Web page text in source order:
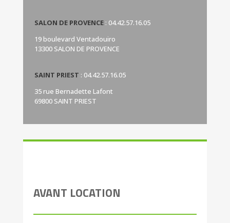
SALON DE PROVENCE: 04.42.57.16.05
19 boulevard Ventadouiro
13300 SALON DE PROVENCE
SAINT PRIEST : 04.42.57.16.05
35 rue Bernadette Lafont
69800 SAINT PRIEST
AVANT LOCATION